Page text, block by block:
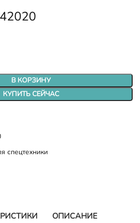
В КОРЗИНУ
КУПИТЬ СЕЙЧАС
спецтехники
ОПИСАНИЕ